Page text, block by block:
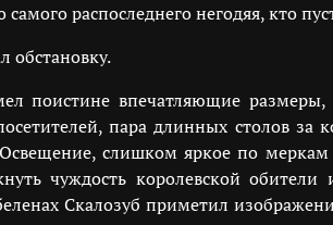
распоследнего негодяя, кто
обстановку.
поистине впечатляющие
пара длинных столов за
слишком яркое по меркам
чуждость королевской
Скалозуб приметил